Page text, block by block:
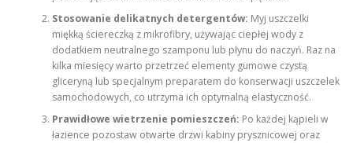
Stosowanie delikatnych detergentów: Myj uszczelki
miękką ściereczką z mikrofibry, używając ciepłej wody z
dodatkiem neutralnego szamponu lub płynu do naczyń. Raz na
kilka miesięcy warto przetrzeć elementy gumowe czystą
gliceryną lub specjalnym preparatem do konserwacji uszczelek
samochodowych, co utrzyma ich optymalną elastyczność.
Prawidłowe wietrzenie pomieszczeń: Po każdej kąpieli w
łazience pozostaw otwarte drzwi kabiny prysznicowej oraz